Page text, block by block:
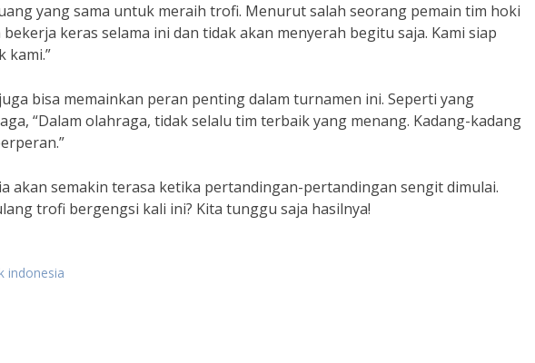
yang sama untuk meraih trofi. Menurut salah seorang pemain tim hoki
keras selama ini dan tidak akan menyerah begitu saja. Kami siap
kami.”
bisa memainkan peran penting dalam turnamen ini. Seperti yang
“Dalam olahraga, tidak selalu tim terbaik yang menang. Kadang-kadang
akan semakin terasa ketika pertandingan-pertandingan sengit dimulai.
trofi bergengsi kali ini? Kita tunggu saja hasilnya!
indonesia